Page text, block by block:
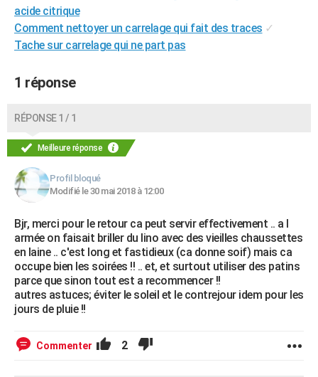
COPAINS D'AVANT
S'inscrire
Se connecter
Lycées
Collèges
Primaires
Universités
Entreprises
Service militaire
Avis de recherche
AVIS DE DÉCÈS
Bricolage
Lifestyle
Culture
Television
Voyage
acide citrique
Comment nettoyer un carrelage qui fait des traces ✓
Tache sur carrelage qui ne part pas
1 réponse
RÉPONSE 1 / 1
Meilleure réponse
Profil bloqué
Modifié le 30 mai 2018 à 12:00
Bjr, merci pour le retour ca peut servir effectivement .. a l
armée on faisait briller du lino avec des vieilles chaussettes
en laine .. c'est long et fastidieux (ca donne soif) mais ca
occupe bien les soirées !! .. et, et surtout utiliser des patins
parce que sinon tout est a recommencer !!
autres astuces; éviter le soleil et le contrejour idem pour les
jours de pluie !!
Commenter 2